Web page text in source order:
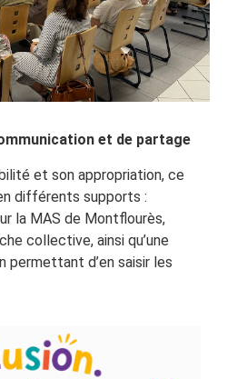
et de partage
et son appropriation, ce
différents supports :
la MAS de Montflourès,
collective, ainsi qu’une
permettant d’en saisir les